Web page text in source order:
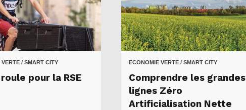
/ SMART CITY
pour la RSE
ECONOMIE VERTE / SMART CITY
Comprendre les grandes
lignes Zéro
Artificialisation Nette